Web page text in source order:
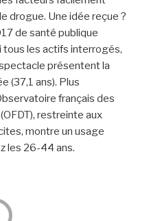
drogue. Une idée reçue ?
de santé publique
tous les actifs interrogés,
présentent la
(37,1 ans). Plus
français des
restreinte aux
montre un usage
les 26-44 ans.